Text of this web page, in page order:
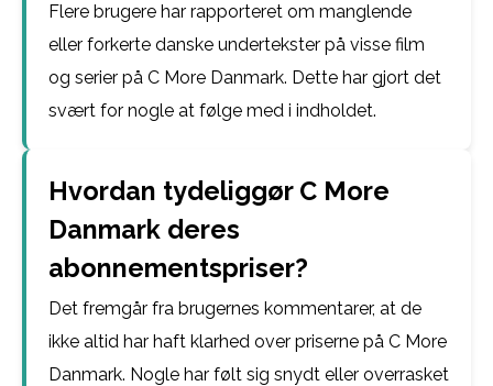
Flere brugere har rapporteret om manglende
eller forkerte danske undertekster på visse film
og serier på C More Danmark. Dette har gjort det
svært for nogle at følge med i indholdet.
Hvordan tydeliggør C More
Danmark deres
abonnementspriser?
Det fremgår fra brugernes kommentarer, at de
ikke altid har haft klarhed over priserne på C More
Danmark. Nogle har følt sig snydt eller overrasket